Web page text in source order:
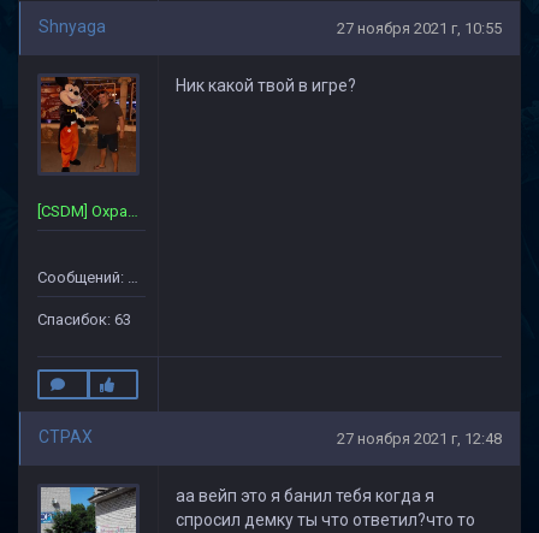
Shnyaga 27 ноября 2021 г, 10:55
[CSDM] Охрана~Сервера
Сообщений: 357
Спасибок: 63
Ник какой твой в игре?
CTPAX 27 ноября 2021 г, 12:48
аа вейп это я банил тебя когда я
спросил демку ты что ответил?что то